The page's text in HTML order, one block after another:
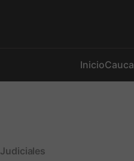
InicioCauca
Judiciales